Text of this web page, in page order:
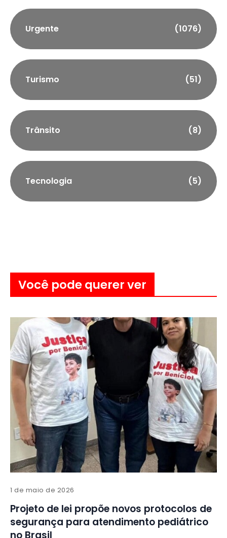
Urgente (1076)
Turismo (51)
Trânsito (8)
Tecnologia (5)
Você pode querer ver
1 de maio de 2026
Projeto de lei propõe novos protocolos de
segurança para atendimento pediátrico